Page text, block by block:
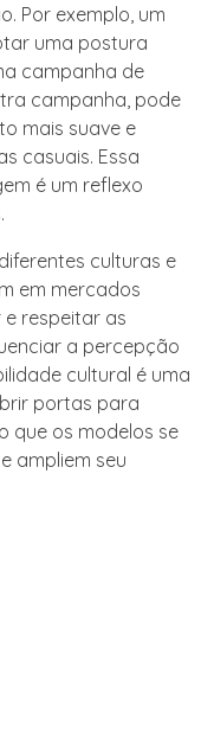
Por exemplo, um
uma postura
campanha de
campanha, pode
mais suave e
casuais. Essa
é um reflexo
culturas e
em mercados
respeitar as
a percepção
cultural é uma
portas para
que os modelos se
ampliem seu